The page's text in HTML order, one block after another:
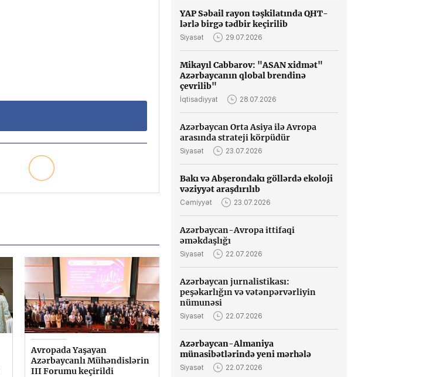
Avropada Yaşayan
Azərbaycanlı Mühəndislərin
III Forumu keçirildi
YAP Səbail rayon təşkilatında QHT-
lərlə birgə tədbir keçirilib
Siyasət 29.07.2026
Mikayıl Cabbarov: "ASAN xidmət"
Azərbaycanın qlobal brendinə
çevrilib"
İqtisadiyyat 28.07.2026
Azərbaycan Orta Asiya ilə Avropa
arasında strateji körpüdür
Siyasət 23.07.2026
Bakı və Abşerondakı göllərdə ekoloji
vəziyyət araşdırılıb
Cəmiyyət 23.07.2026
Azərbaycan-Avropa ittifaqi
əməkdaşlığı
Siyasət 22.07.2026
Azərbaycan jurnalistikası:
peşəkarlığın və vətənpərvərliyin
nümunəsi
Siyasət 22.07.2026
Azərbaycan-Almaniya
münasibətlərində yeni mərhələ
Siyasət 22.07.2026